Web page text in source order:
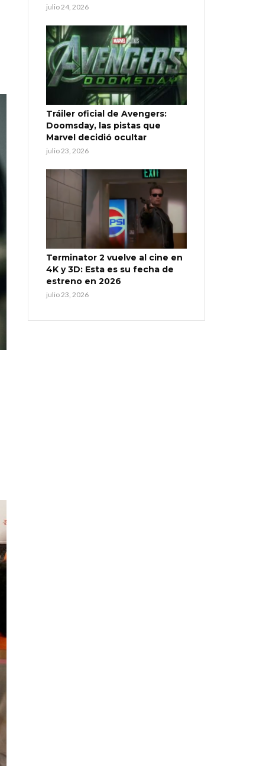
julio 24, 2026
Tráiler oficial de Avengers:
Doomsday, las pistas que
Marvel decidió ocultar
julio 23, 2026
Terminator 2 vuelve al cine en
4K y 3D: Esta es su fecha de
estreno en 2026
julio 23, 2026